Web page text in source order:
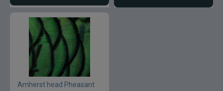
Amherst head Pheasant